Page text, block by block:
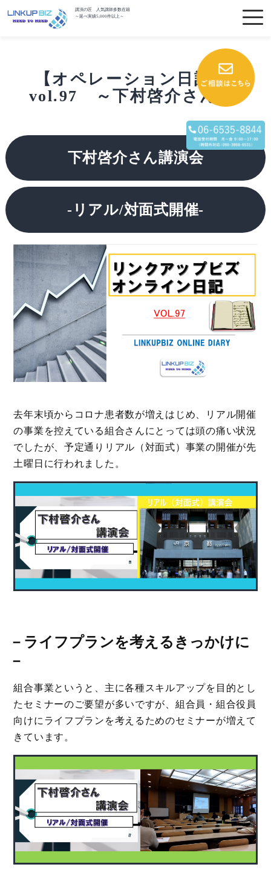
講演の匠 人気講師多数在籍
～延べ実績5,000件以上～
【オペレーション日記】
vol.97 ～下村啓介さん～
下村啓介さん講演会
-リアル/対面式開催-
去年末頃からコロナ患者数が増えはじめ、リアル開催
の事業を控えている組合さんにとっては頭の痛い状況
でしたが、予定通りリアル（対面式）事業の開催が先
土曜日に行われました。
－ ライフプランを考える きっかけに
－
組合事業というと、主に各種スキルアップを目的とし
たセミナーのご要望が多いですが、組合員・組合役員
向けにライフプランを考えるためのセミナーが増えて
きています。